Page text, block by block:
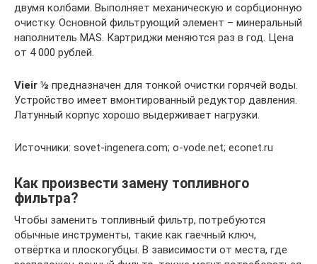
двумя колбами. Выполняет механическую и сорбционную
очистку. Основной фильтрующий элемент – минеральный
наполнитель MAS. Картриджи меняются раз в год. Цена
от 4 000 рублей.
Vieir ½ предназначен для тонкой очистки горячей воды.
Устройство имеет вмонтированный редуктор давления.
Латунный корпус хорошо выдерживает нагрузки.
Источники: sovet-ingenera.com; o-vode.net; econet.ru
Как произвести замену топливного
фильтра?
Чтобы заменить топливный фильтр, потребуются
обычные инструменты, такие как гаечный ключ,
отвёртка и плоскогубцы. В зависимости от места, где